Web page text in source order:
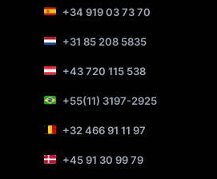
+34 919 03 73 70
+31 85 208 5835
+43 720 115 538
+55(11) 3197-2925
+32 466 91 11 97
+45 91 30 99 79